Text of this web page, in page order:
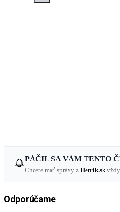
PÁČIL SA VÁM TENTO
Chcete mať správy z Hetrik.sk
Odporúčame